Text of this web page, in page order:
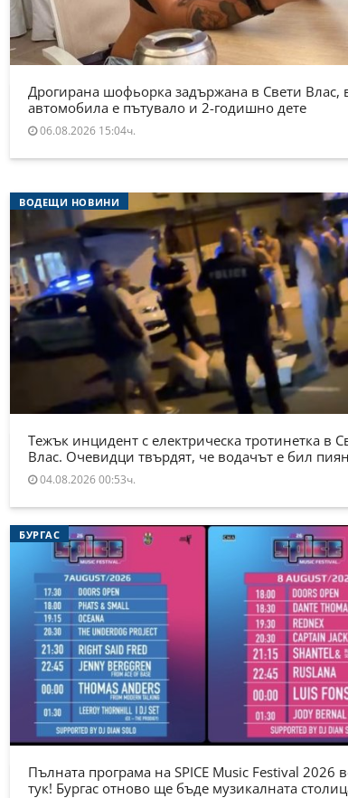
Дрогирана шофьорка задържана в Свети Влас,
автомобила е пътувало и 2-годишно дете
06.08.2026 15:04ч.
ВОДЕЩИ НОВИНИ
Тежък инцидент с електрическа тротинетка в
Влас. Очевидци твърдят, че водачът е бил
04.08.2026 00:53ч.
БУРГАС
Пълната програма на SPICE Music Festival 2026
тук! Бургас отново ще бъде музикалната